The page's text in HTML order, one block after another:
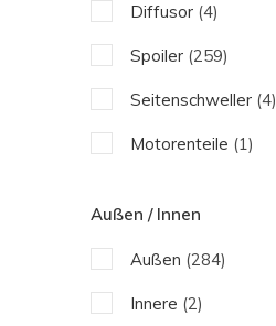
Koshi
Sforza
SooQoo
Urban Automotive
Diffusor (4)
Spoiler (259)
Seitenschweller (4)
Motorenteile (1)
Außen / Innen
Außen (284)
Innere (2)